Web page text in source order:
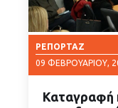
ΡΕΠΟΡΤΆΖ
09 ΦΕΒΡΟΥΑΡΊΟΥ,
Καταγραφή